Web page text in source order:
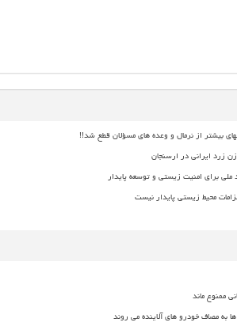
بیشتر از نرمال و وعده های مسؤلان قطع شد!!
زرد ایرانی در ارسنجان
برای امنیت زیستی و توسعه پایدار
محیط زیستی پایدار نیست
ممنوع ماند
به مصاف خودرو های آلاینده می روند